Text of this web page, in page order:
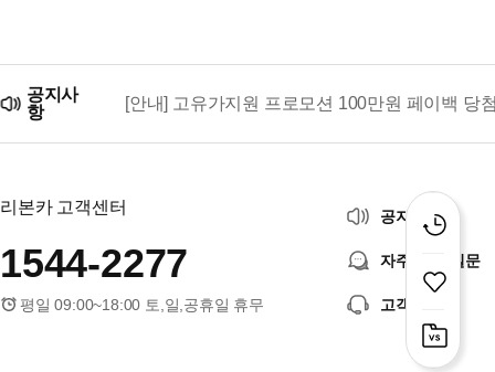
공지사
항
[안내] 고유가지원 프로모션 100만원 페이백 당
리본카 고객센터
1544-2277
평일 09:00~18:00 토,일,공휴일 휴무
공지사항
자주 묻는 질문
고객센터